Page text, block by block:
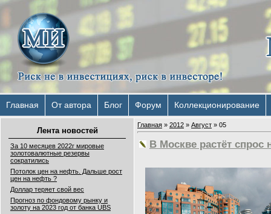
Главная От автора Блог Форум Коллекционирование
Лента новостей
За 10 месяцев 2022г мировые
золотовалютные резервы
сократились
Потолок цен на нефть. Дальше рост
цен на нефть ?
Доллар теряет свой вес
Прогноз по фондовому рынку и
золоту на 2023 год от банка UBS
Главная » 2012 » Август » 05
В Москве растёт спрос